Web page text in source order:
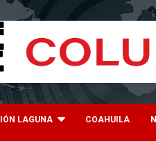
LAGUNA COAHUILA